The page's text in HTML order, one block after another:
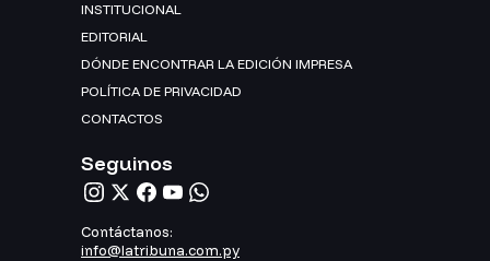
INSTITUCIONAL
EDITORIAL
DÓNDE ENCONTRAR LA EDICIÓN IMPRESA
POLÍTICA DE PRIVACIDAD
CONTACTOS
Seguinos
Contáctanos:
info@latribuna.com.py